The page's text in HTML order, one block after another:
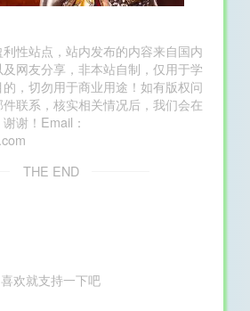
性站点，站内发布的内容来自国内
网友分享，非本站自制，仅用于学
，切勿用于商业用途！如有版权问
联系，核实相关情况后，我们会在
谢！Email：
THE END
喜欢就支持一下吧